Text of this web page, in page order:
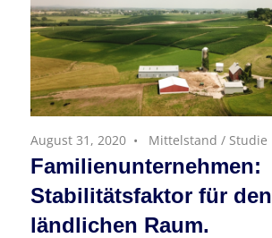
August 31, 2020 Mittelstand / Studie
Familienunternehmen:
Stabilitätsfaktor für den
ländlichen Raum.